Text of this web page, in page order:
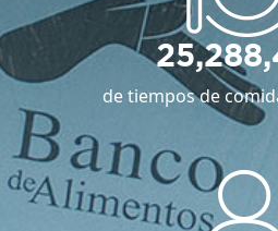
de tiempos de